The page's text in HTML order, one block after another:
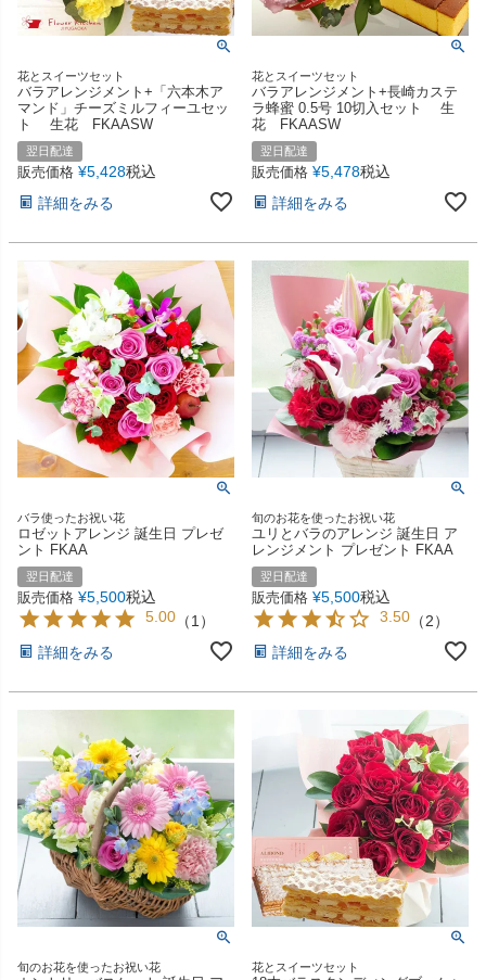
花とスイーツセット
バラアレンジメント+「六本木ア
マンド」チーズミルフィーユセッ
ト 生花 FKAASW
翌日配達
販売価格 ¥5,428税込
詳細をみる
花とスイーツセット
バラアレンジメント+長崎カステ
ラ蜂蜜 0.5号 10切入セット 生
花 FKAASW
翌日配達
販売価格 ¥5,478税込
詳細をみる
バラ使ったお祝い花
ロゼットアレンジ 誕生日 プレゼ
ント FKAA
翌日配達
販売価格 ¥5,500税込
5.00 （1 ）
詳細をみる
旬のお花を使ったお祝い花
ユリとバラのアレンジ 誕生日 ア
レンジメント プレゼント FKAA
翌日配達
販売価格 ¥5,500税込
3.50 （2）
詳細をみる
旬のお花を使ったお祝い花 花とスイーツセット